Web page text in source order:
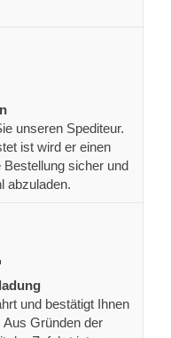
unseren Spediteur.
ist wird er einen
sicher und
abzuladen.
und bestätigt Ihnen
Gründen der